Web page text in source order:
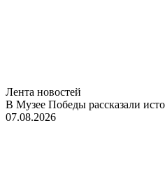
Лента новостей
В Музее Победы рассказали
07.08.2026